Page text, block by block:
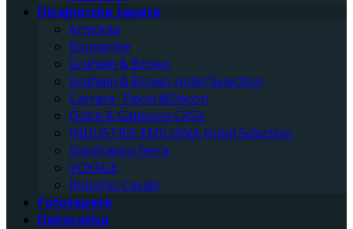
Dizajnerske tapete
Armonia
Blumarine
Graham & Brown
Graham & Brown Hotel Selection
Carrara- Decori&Decori
Dolce & Gabbana CASA
INDUSTRIE EMILIANA Hotel Selection
Gianfranco Ferre
VOYAGE
Roberto Cavalli
Fototapete
Dekorativa